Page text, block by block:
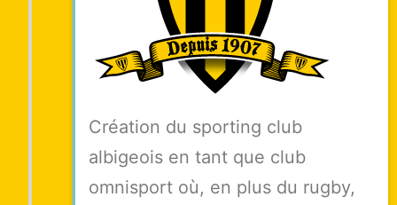
Création du sporting club
albigeois en tant que club
omnisport où, en plus du rugby,